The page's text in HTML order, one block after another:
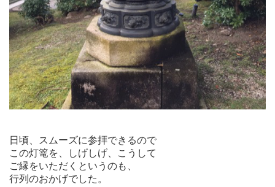
日頃、スムーズに参拝できるので
この灯篭を、しげしげ、こうして
ご縁をいただくというのも、
行列のおかげでした。